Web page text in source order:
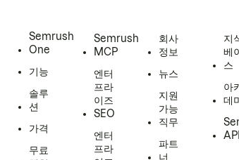
Semrush
One
기능
솔루
션
가격
무료
Semrush
MCP
엔터
프라
이즈
SEO
엔터
프라
회사
정보
뉴스
지원
가능
직무
파트
너
지
베
스
아
데